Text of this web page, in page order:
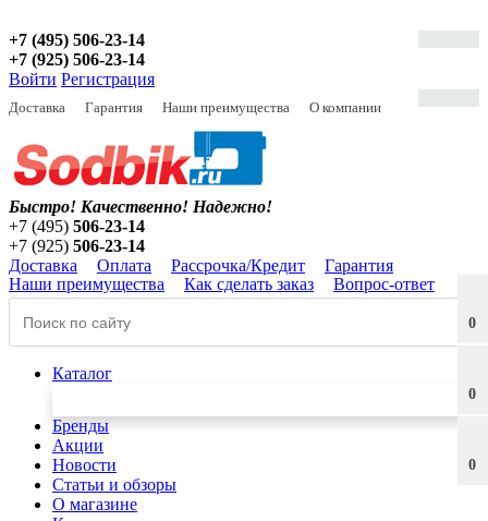
+7 (495) 506-23-14
+7 (925) 506-23-14
Войти Регистрация
Доставка Гарантия Наши преимущества О компании
0
0
0
Быстро! Качественно! Надежно!
+7 (495) 506-23-14
+7 (925) 506-23-14
Доставка
Оплата Рассрочка/Кредит
Гарантия
Наши преимущества
Как сделать заказ Вопрос-ответ
Каталог
Бренды
Акции
Новости
Статьи и обзоры
О магазине